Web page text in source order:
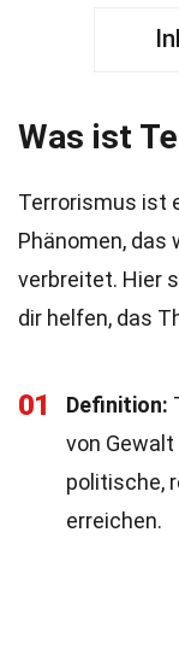
Was ist
Terrorismus ist
Phänomen, das
verbreitet. Hier
dir helfen, das
01 Definition:
von
politische,
erreichen.